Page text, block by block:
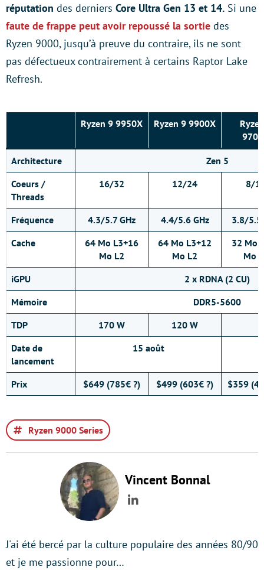
réputation des derniers Core Ultra Gen 13 et 14. Si une
faute de frappe peut avoir repoussé la sortie des
Ryzen 9000, jusqu’à preuve du contraire, ils ne sont
pas défectueux contrairement à certains Raptor Lake
Refresh.
Ryzen 9 9950X Ryzen 9 9900X
Architecture
Zen 5
Coeurs /
Threads
16/32 12/24 8/
Fréquence 4.3/5.7 GHz 4.4/5.6 GHz
3.8/5.5
Cache
64 Mo L3+16
Mo L2
64 Mo L3+12
Mo L2
32 Mo
Mo
iGPU
2 x RDNA (2 CU)
Mémoire
DDR5-5600
TDP
170 W
120 W
Date de
lancement
15 août
Prix $649 (785€ ?) $499 (603€ ?) $359
Ryzen 9000 Series
Vincent Bonnal
LinkedIn
J'ai été bercé par la culture populaire des années 80/90
et je me passionne pour…